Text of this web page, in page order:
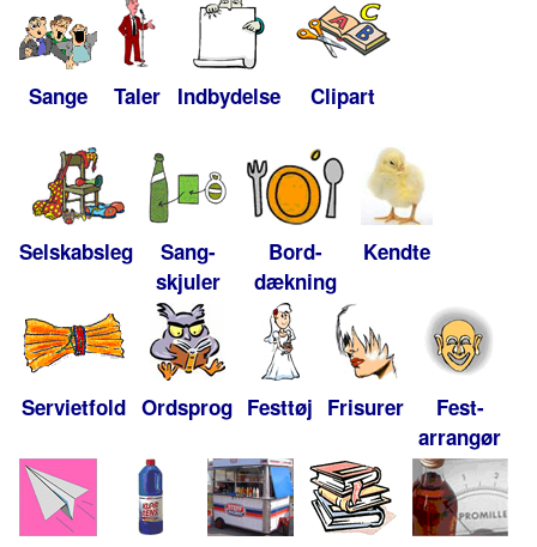
Sange Taler Indbydelse Clipart
Selskabsleg
Sang-
skjuler
Bord-
dækning
Kendte
Servietfold Ordsprog Festtøj Frisurer
Fest-
arrangør